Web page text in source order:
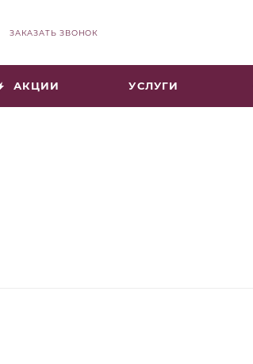
ЗАКАЗАТЬ ЗВОНОК
АКЦИИ УСЛУГИ